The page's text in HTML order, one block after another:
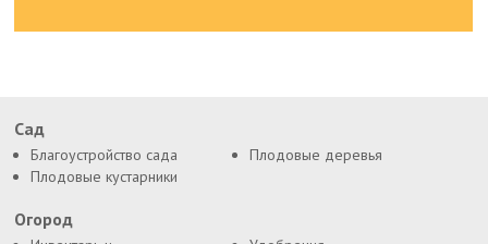
Сад
Благоустройство сада
Плодовые деревья
Плодовые кустарники
Огород